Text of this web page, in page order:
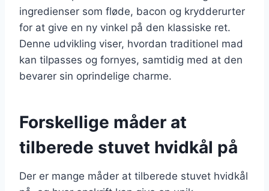
ingredienser som fløde, bacon og krydderurter
for at give en ny vinkel på den klassiske ret.
Denne udvikling viser, hvordan traditionel mad
kan tilpasses og fornyes, samtidig med at den
bevarer sin oprindelige charme.
Forskellige måder at
tilberede stuvet hvidkål på
Der er mange måder at tilberede stuvet hvidkål